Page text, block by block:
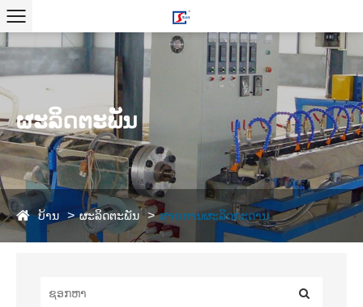
ຜະລິດຕະພັນ
ບ້ານ ຜະລິດຕະພັນ ສາຍການຜະລິດກະດານ